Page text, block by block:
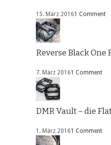
15. März 20161 Comment
Reverse Black One
7. März 20161 Comment
DMR Vault – die
1. März 20161 Comment